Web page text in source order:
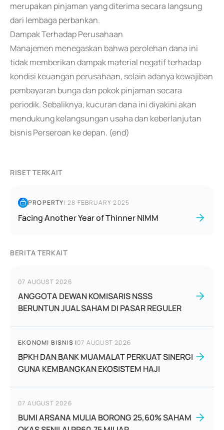
merupakan pinjaman yang diterima secara langsung
dari lembaga perbankan.
Dampak Terhadap Perusahaan
Manajemen menegaskan bahwa perolehan dana ini
tidak memberikan dampak material negatif terhadap
kondisi keuangan perusahaan, selain adanya kewajiban
pembayaran bunga dan pokok pinjaman secara
periodik. Sebaliknya, kucuran dana ini diyakini akan
mendukung kelangsungan usaha dan keberlanjutan
bisnis Perseroan ke depan. (end)
RISET TERKAIT
PROPERTY|28 FEBRUARY 2025
Facing Another Year of Thinner NIMM
BERITA TERKAIT
07 AUGUST 2026
ANGGOTA DEWAN KOMISARIS NSSS
BERUNTUN JUAL SAHAM DI PASAR REGULER
EKONOMI BISNIS |07 AUGUST 2026
BPKH DAN BANK MUAMALAT PERKUAT SINERGI
GUNA KEMBANGKAN EKOSISTEM HAJI
07 AUGUST 2026
BUMI ARSANA MULIA BORONG 25,60% SAHAM